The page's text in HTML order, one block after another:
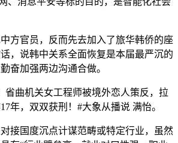
官员，反而先去加入了旅华韩侨的座
，说韩中关系全面恢复是本届最严沉的
奋加强两边沟通合做。
曲机关女工程师被境外恋人策反，拉
年，双双获刑！#大象从播说 满怡。
国度沉点计谋范畴或特定行业，虽然